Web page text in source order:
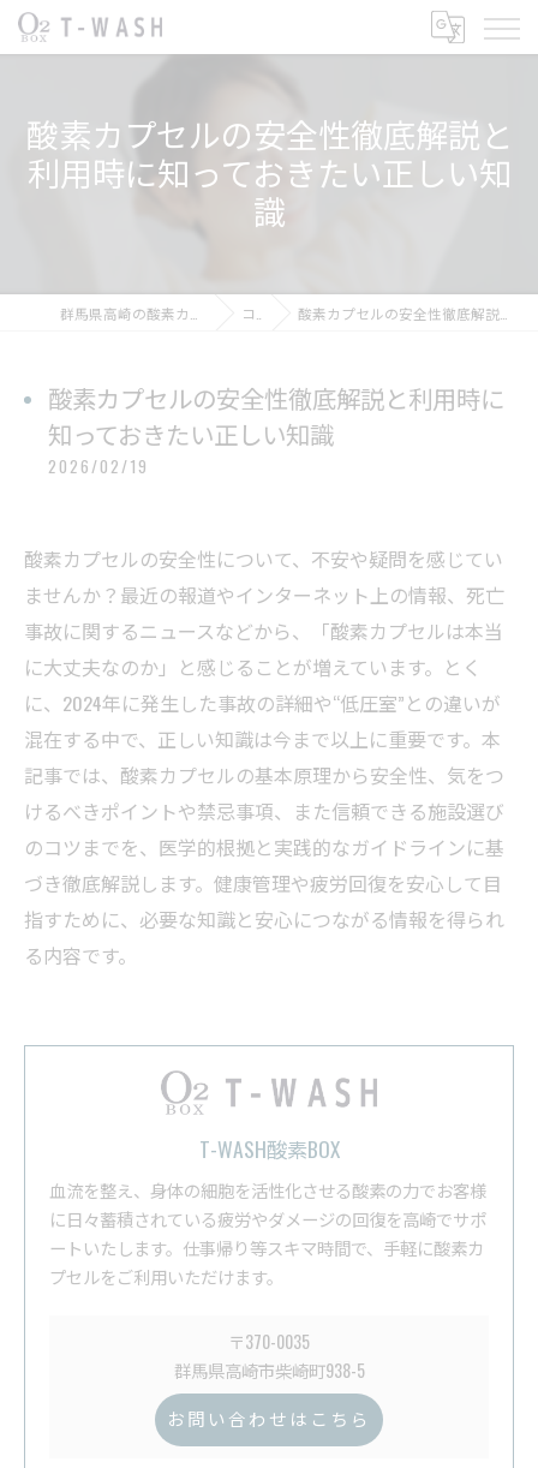
酸素カプセルの安全性徹底解説と
利用時に知っておきたい正しい知
識
コラム 酸素カプセルの安全性徹底解説と利用時に知っておきたい正しい知識
酸素カプセルの安全性徹底解説と利用時に
知っておきたい正しい知識
2026/02/19
酸素カプセルの安全性について、不安や疑問を感じてい
ませんか？最近の報道やインターネット上の情報、死亡
事故に関するニュースなどから、「酸素カプセルは本当
に大丈夫なのか」と感じることが増えています。とく
に、2024年に発生した事故の詳細や“低圧室”との違いが
混在する中で、正しい知識は今まで以上に重要です。本
記事では、酸素カプセルの基本原理から安全性、気をつ
けるべきポイントや禁忌事項、また信頼できる施設選び
のコツまでを、医学的根拠と実践的なガイドラインに基
づき徹底解説します。健康管理や疲労回復を安心して目
指すために、必要な知識と安心につながる情報を得られ
る内容です。
T-WASH酸素BOX
血流を整え、身体の細胞を活性化させる酸素の力でお客様
に日々蓄積されている疲労やダメージの回復を高崎でサポ
ートいたします。仕事帰り等スキマ時間で、手軽に酸素カ
プセルをご利用いただけます。
〒370-0035
群馬県高崎市柴崎町938-5
お問い合わせはこちら